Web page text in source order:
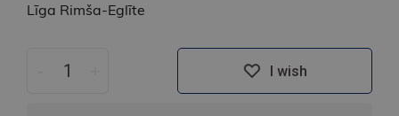
Līga Rimša-Eglīte
I wish